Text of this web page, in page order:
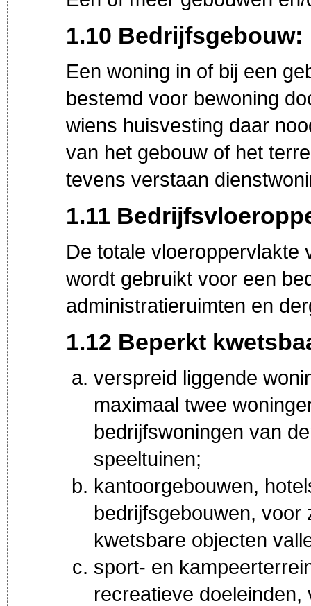
1.10 Bedrijfsgebouw:
Een woning in of bij een
bestemd voor bewoning
wiens huisvesting daar
van het gebouw of het
tevens verstaan
1.11
De totale vloeroppervlakte
wordt gebruikt voor een
administratieruimten en
1.12 Beperkt
verspreid liggende
maximaal twee
bedrijfswoningen van
speeltuinen;
kantoorgebouwen,
bedrijfsgebouwen, voor
kwetsbare objecten
sport- en
recreatieve